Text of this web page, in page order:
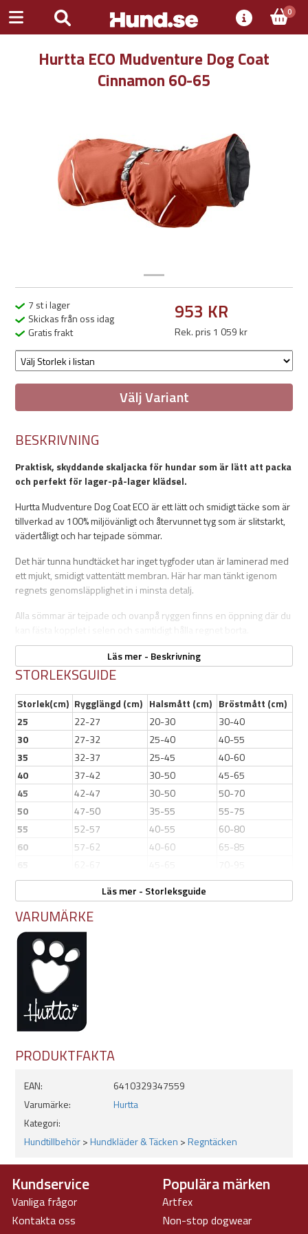
0
Hurtta ECO Mudventure Dog Coat
Cinnamon 60-65
Previous
7 st i lager
Skickas från oss idag
Gratis frakt
953 KR
Rek. pris 1 059 kr
Välj Variant
BESKRIVNING
Praktisk, skyddande skaljacka för hundar som är lätt att packa
och perfekt för lager-på-lager klädsel.
Hurtta Mudventure Dog Coat ECO är ett lätt och smidigt täcke som är
tillverkad av 100% miljövänligt och återvunnet tyg som är slitstarkt,
vädertåligt och har tejpade sömmar.
Det här tunna hundtäcket har inget tygfoder utan är laminerad med
ett mjukt, smidigt vattentätt membran. Här har man tänkt igenom
regnets genomsläpplighet in i minsta detalj.
Alla sömmar är tejpade och ovanpå ryggen finns en öppning där du
Mudventure täcket är justerbart runt midjan, kragen, bröstet och
rygglängden för att garantera god passform, och tack vare öglorna
på bakbenen håller hundens täcke på plats.
Båda sidorna på täcket har väl synliga reflextryck för din och din
hunds säkerhet.
Egenskaper:
Ofodrad
Tillverkad i 100% återvunnet material
Vattenpelare över 10 000 mm
Heltejpade, vattentäta sömmar och dragkedja
Reflexdetaljer
Färg: Cinnamon
Tvättråd:
Tvättas med liknande färger på maskintvätt 30ºC, fintvätt
Skall ej torktumlas, strykas eller kemtvättas
Använd ej sköljmedel
Läs mer - Beskrivning
STORLEKSGUIDE
Hurtta ECO Mudventure Dog Coat
Storlek(cm) Rygglängd (cm) Halsmått (cm) Bröstmått (cm)
25
22-27 20-30
30-40
30
27-32 25-40
40-55
35
32-37 25-45
40-60
40
37-42 30-50
45-65
45
42-47 30-50
50-70
50
47-50 35-55
55-75
55
52-57 40-55
60-80
60
57-62 40-60
65-85
Läs mer - Storleksguide
VARUMÄRKE
PRODUKTFAKTA
EAN:
6410329347559
Varumärke:
Hurtta
Kategori:
Hundtillbehör>Hundkläder & Täcken >Regntäcken
Kundservice
Vanliga frågor
Kontakta oss
Populära märken
Artfex
Non-stop dogwear